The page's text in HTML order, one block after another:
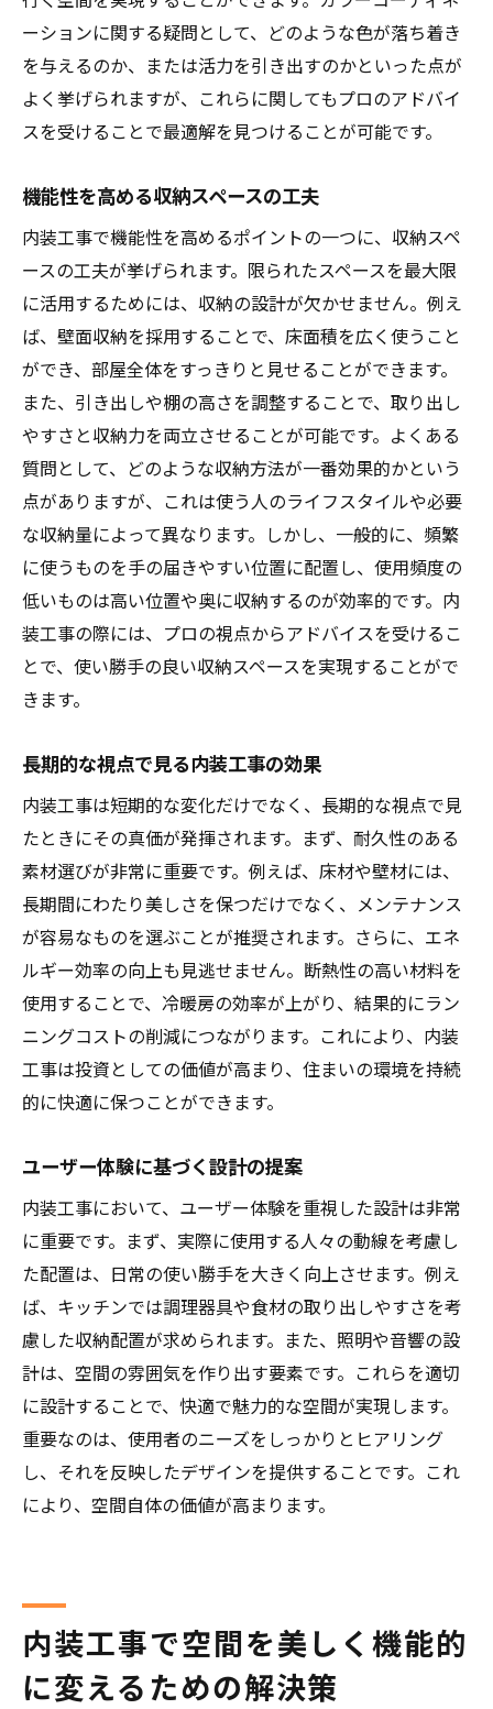
ーションに関する疑問として、どのような色が落ち着き
を与えるのか、または活力を引き出すのかといった点が
よく挙げられますが、これらに関してもプロのアドバイ
スを受けることで最適解を見つけることが可能です。
機能性を高める収納スペースの工夫
内装工事で機能性を高めるポイントの一つに、収納スペ
ースの工夫が挙げられます。限られたスペースを最大限
に活用するためには、収納の設計が欠かせません。例え
ば、壁面収納を採用することで、床面積を広く使うこと
ができ、部屋全体をすっきりと見せることができます。
また、引き出しや棚の高さを調整することで、取り出し
やすさと収納力を両立させることが可能です。よくある
質問として、どのような収納方法が一番効果的かという
点がありますが、これは使う人のライフスタイルや必要
な収納量によって異なります。しかし、一般的に、頻繁
に使うものを手の届きやすい位置に配置し、使用頻度の
低いものは高い位置や奥に収納するのが効率的です。内
装工事の際には、プロの視点からアドバイスを受けるこ
とで、使い勝手の良い収納スペースを実現することがで
きます。
長期的な視点で見る内装工事の効果
内装工事は短期的な変化だけでなく、長期的な視点で見
たときにその真価が発揮されます。まず、耐久性のある
素材選びが非常に重要です。例えば、床材や壁材には、
長期間にわたり美しさを保つだけでなく、メンテナンス
が容易なものを選ぶことが推奨されます。さらに、エネ
ルギー効率の向上も見逃せません。断熱性の高い材料を
使用することで、冷暖房の効率が上がり、結果的にラン
ニングコストの削減につながります。これにより、内装
工事は投資としての価値が高まり、住まいの環境を持続
的に快適に保つことができます。
ユーザー体験に基づく設計の提案
内装工事において、ユーザー体験を重視した設計は非常
に重要です。まず、実際に使用する人々の動線を考慮し
た配置は、日常の使い勝手を大きく向上させます。例え
ば、キッチンでは調理器具や食材の取り出しやすさを考
慮した収納配置が求められます。また、照明や音響の設
計は、空間の雰囲気を作り出す要素です。これらを適切
に設計することで、快適で魅力的な空間が実現します。
重要なのは、使用者のニーズをしっかりとヒアリング
し、それを反映したデザインを提供することです。これ
により、空間自体の価値が高まります。
内装工事で空間を美しく機能的
に変えるための解決策